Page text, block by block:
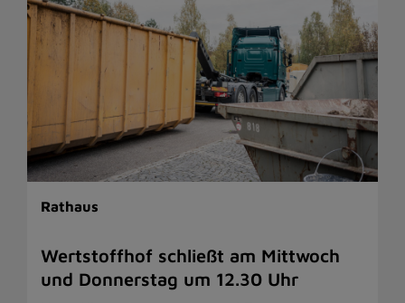
Rathaus
Wertstoffhof schließt am Mittwoch
und Donnerstag um 12.30 Uhr